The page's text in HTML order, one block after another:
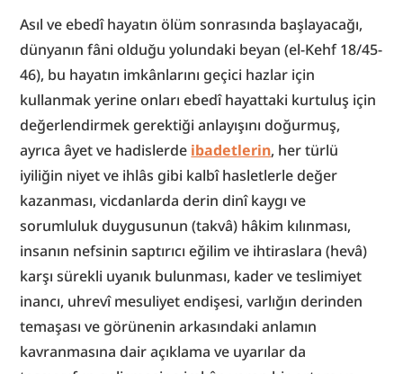
Asıl ve ebedî hayatın ölüm sonrasında başlayacağı,
dünyanın fâni olduğu yolundaki beyan (el-Kehf 18/45-
46), bu hayatın imkânlarını geçici hazlar için
kullanmak yerine onları ebedî hayattaki kurtuluş için
değerlendirmek gerektiği anlayışını doğurmuş,
ayrıca âyet ve hadislerde ibadetlerin, her türlü
iyiliğin niyet ve ihlâs gibi kalbî hasletlerle değer
kazanması, vicdanlarda derin dinî kaygı ve
sorumluluk duygusunun (takvâ) hâkim kılınması,
insanın nefsinin saptırıcı eğilim ve ihtiraslara (hevâ)
karşı sürekli uyanık bulunması, kader ve teslimiyet
inancı, uhrevî mesuliyet endişesi, varlığın derinden
temaşası ve görünenin arkasındaki anlamın
kavranmasına dair açıklama ve uyarılar da